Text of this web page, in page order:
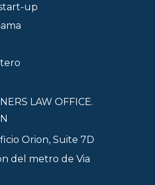
up
LAW OFFICE.
Orion, Suite 7D
del metro de Via